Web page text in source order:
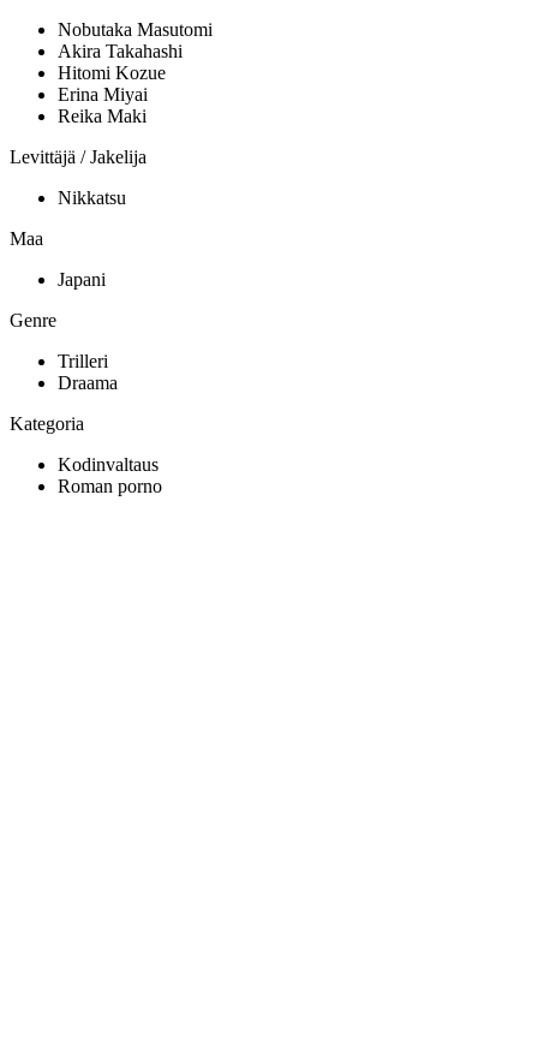
Nobutaka Masutomi
Akira Takahashi
Hitomi Kozue
Erina Miyai
Reika Maki
Levittäjä / Jakelija
Nikkatsu
Maa
Japani
Genre
Trilleri
Draama
Kategoria
Kodinvaltaus
Roman porno